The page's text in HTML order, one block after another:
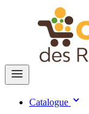
Catalogue